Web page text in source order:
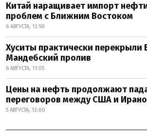
Китай наращивает импорт
проблем с Ближним Востоком
6 АВГУСТА, 12:50
Хуситы практически перекрыли
Мандебский пролив
6 АВГУСТА, 11:05
Цены на нефть продолжают
переговоров между США и
5 АВГУСТА, 12:00